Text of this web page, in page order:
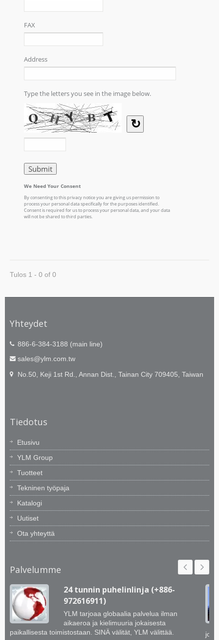
Tulos 1 - 0 of 0
Yhteydet
886-6-384-3188 (main line)
sales@ylm.com.tw
No.50, Keji 1st Rd., Annan Dist., Tainan City 709405, Taiwan
Tiedotus
Etusivu
YLM Group
Tuotteet
Tekninen työpaja
Katalogi
Uutiset
Ota yhteyttä
Palvelumme
24 tunnin puhelinlinja (+886-
972616911)
YLM tarjoaa globaalia palvelua ilman
aikaeroa ja kielimuuria jokaisesta
paikallisesta toimistostaan. SINÄ välität, YLM välittää.